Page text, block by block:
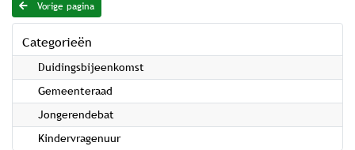
Vorige pagina
Categorieën
Duidingsbijeenkomst
Gemeenteraad
Jongerendebat
Kindervragenuur